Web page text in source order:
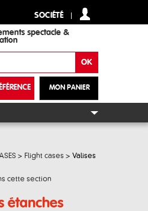
SOCIÉTÉ
spectacle &
MON PANIER
+
> Flight cases > Valises
cette section
étanches